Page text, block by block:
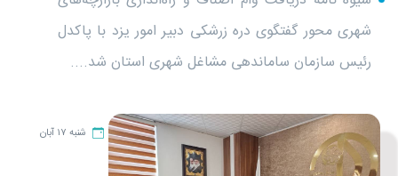
شهری محور گفتگوی دره زرشکی دبیر امور یزد با پاکدل
رئیس سازمان ساماندهی مشاغل شهری استان شد....
شنبه ۱۷ آبان